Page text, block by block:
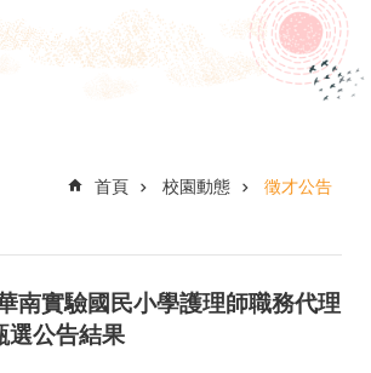
首頁 校園動態 徵才公告
南實驗國民小學護理師職務代理
選公告結果